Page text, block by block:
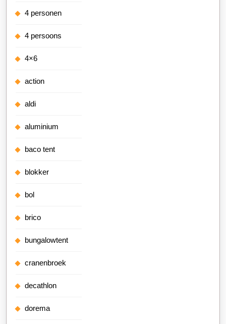
4 personen
4 persoons
4×6
action
aldi
aluminium
baco tent
blokker
bol
brico
bungalowtent
cranenbroek
decathlon
dorema